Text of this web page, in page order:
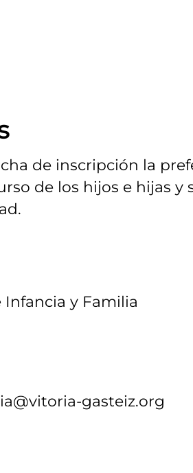
de inscripción la
de los hijos e hijas y
Infancia y Familia
gasteiz.org